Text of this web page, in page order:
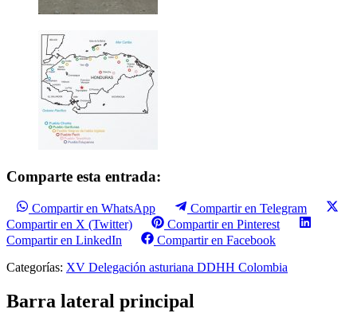
Comparte esta entrada:
Compartir en WhatsApp
Compartir en Telegram
Compartir en X (Twitter)
Compartir en Pinterest
Compartir en LinkedIn
Compartir en Facebook
Categorías: XV Delegación asturiana DDHH Colombia
Barra lateral principal